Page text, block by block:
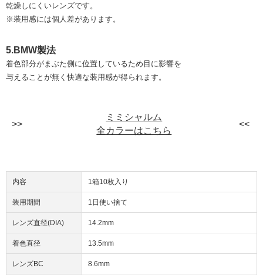
乾燥しにくいレンズです。
※装用感には個人差があります。
5.BMW製法
着色部分がまぶた側に位置しているため目に影響を
与えることが無く快適な装用感が得られます。
ミミシャルム
全カラーはこちら
内容 1箱10枚入り
装用期間 1日使い捨て
レンズ直径(DIA) 14.2mm
着色直径 13.5mm
レンズBC 8.6mm